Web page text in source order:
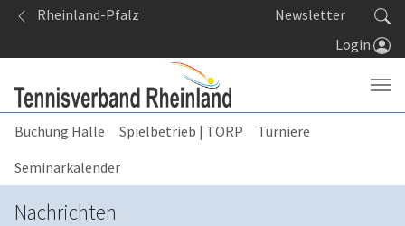
Springe zum Seiteninhalt
Rheinland-Pfalz
Newsletter
Login
Buchung Halle Spielbetrieb | TORP
Turniere
Seminarkalender
Nachrichten